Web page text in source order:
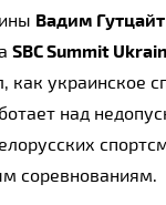
Вадим Гутцайт
SBC Summit
как украинское
над
соревнованиям.